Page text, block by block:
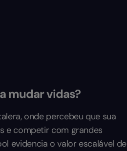
mudar vidas?
onde percebeu que sua
e competir com grandes
evidencia o valor escalável de